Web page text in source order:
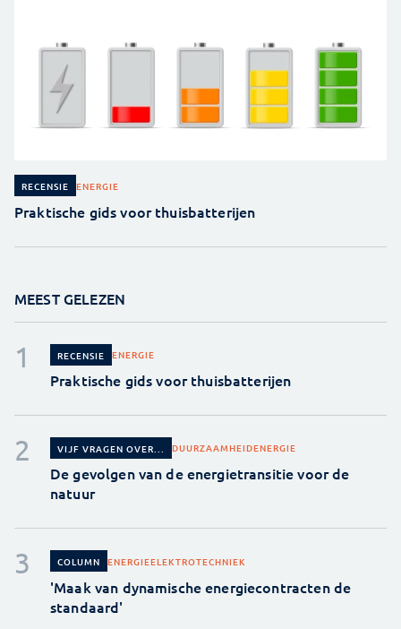
RECENSIE ENERGIE
Praktische gids voor thuisbatterijen
MEEST GELEZEN
RECENSIE ENERGIE
Praktische gids voor thuisbatterijen
VIJF VRAGEN OVER... DUURZAAMHEIDENERGIE
De gevolgen van de energietransitie voor de
natuur
COLUMN ENERGIEELEKTROTECHNIEK
'Maak van dynamische energiecontracten de
standaard'